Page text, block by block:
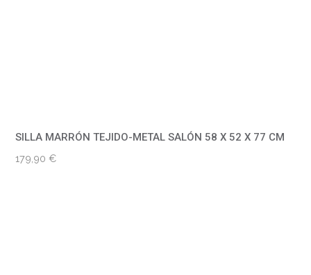
SILLA MARRÓN TEJIDO-METAL SALÓN 58 X 52 X 77 CM
179,90€